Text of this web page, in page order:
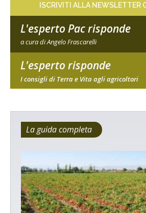
ISCRIVITI ALLA NEWSLETTER
L'esperto Pac risponde
a cura di Angelo Frascarelli
L'esperto risponde
I consigli di Terra e Vita agli agricoltori
La guida completa